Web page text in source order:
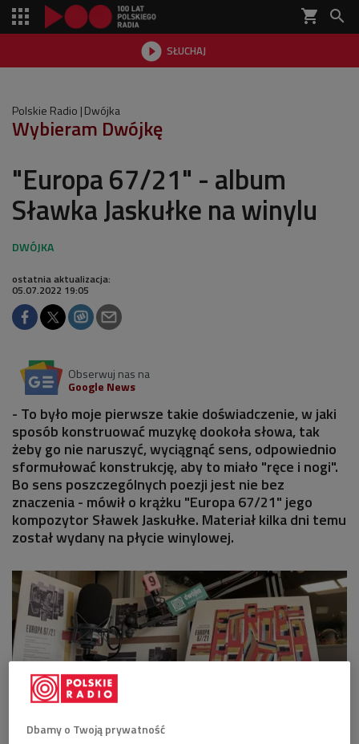
shopping_cart 
 SŁUCHAJ

Polskie Radio Dwójka
Wybieram Dwójkę
"Europa 67/21" - album
Sławka Jaskułke na winylu
ostatnia aktualizacja:
05.07.2022 19:05
Obserwuj nas na
Google News
- To było moje pierwsze takie doświadczenie, w jaki
sposób konstruować muzykę dookoła słowa, tak
żeby go nie naruszyć, wyciągnąć sens, odpowiednio
sformułować konstrukcję, aby to miało "ręce i nogi".
Bo sens poszczególnych poezji jest nie bez
znaczenia - mówił o krążku "Europa 67/21" jego
kompozytor Sławek Jaskułke. Materiał kilka dni temu
został wydany na płycie winylowej.
Dbamy o Twoją prywatność